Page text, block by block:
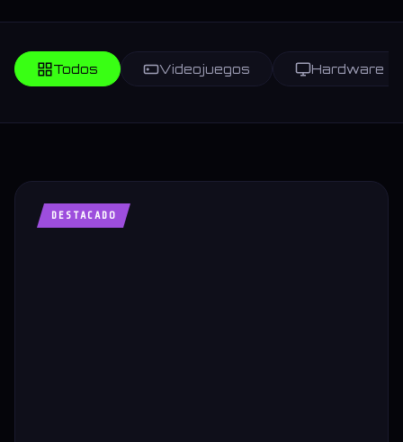
Todos Videojuegos Hardware
DESTACADO